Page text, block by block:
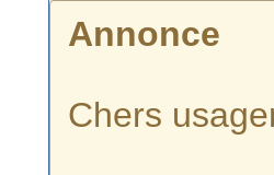
Annonce
Chers